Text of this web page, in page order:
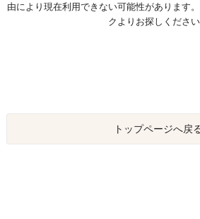
由により現在利用できない可能性があります
クよりお探しください
トップページへ戻